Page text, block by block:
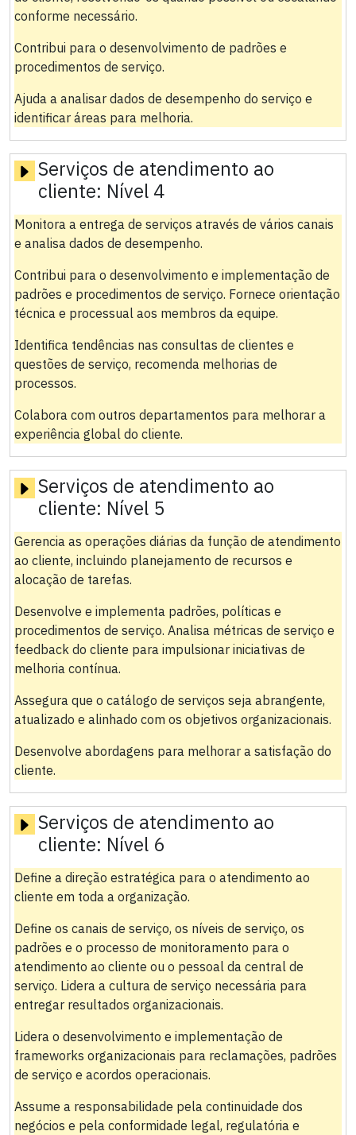
conforme necessário.
Contribui para o desenvolvimento de padrões e
procedimentos de serviço.
Ajuda a analisar dados de desempenho do serviço e
identificar áreas para melhoria.
Serviços de atendimento ao
cliente: Nível 4
Monitora a entrega de serviços através de vários canais
e analisa dados de desempenho.
Contribui para o desenvolvimento e implementação de
padrões e procedimentos de serviço. Fornece orientação
técnica e processual aos membros da equipe.
Identifica tendências nas consultas de clientes e
questões de serviço, recomenda melhorias de
processos.
Colabora com outros departamentos para melhorar a
experiência global do cliente.
Serviços de atendimento ao
cliente: Nível 5
Gerencia as operações diárias da função de atendimento
ao cliente, incluindo planejamento de recursos e
alocação de tarefas.
Desenvolve e implementa padrões, políticas e
procedimentos de serviço. Analisa métricas de serviço e
feedback do cliente para impulsionar iniciativas de
melhoria contínua.
Assegura que o catálogo de serviços seja abrangente,
atualizado e alinhado com os objetivos organizacionais.
Desenvolve abordagens para melhorar a satisfação do
cliente.
Serviços de atendimento ao
cliente: Nível 6
Define a direção estratégica para o atendimento ao
cliente em toda a organização.
Define os canais de serviço, os níveis de serviço, os
padrões e o processo de monitoramento para o
atendimento ao cliente ou o pessoal da central de
serviço. Lidera a cultura de serviço necessária para
entregar resultados organizacionais.
Lidera o desenvolvimento e implementação de
frameworks organizacionais para reclamações, padrões
de serviço e acordos operacionais.
Assume a responsabilidade pela continuidade dos
negócios e pela conformidade legal, regulatória e